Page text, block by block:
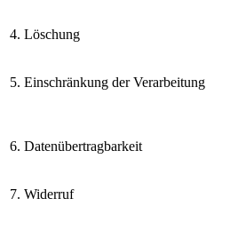
4. Löschung
5. Einschränkung der Verarbeitung
6. Datenübertragbarkeit
7. Widerruf